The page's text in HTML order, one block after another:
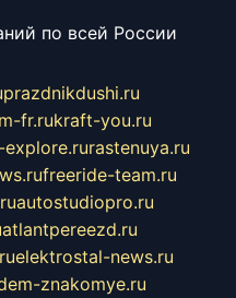
по всей России
prazdnikdushi.ru
fr.rukraft-you.ru
rastenuya.ru
freeride-team.ru
autostudiopro.ru
atlantpereezd.ru
elektrostal-news.ru
znakomye.ru